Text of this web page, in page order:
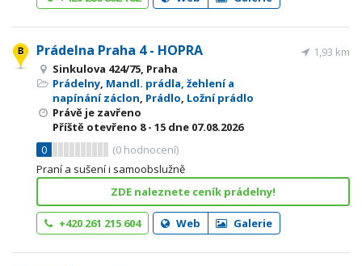
Prádelna Praha 4 - HOPRA
Sinkulova 424/75, Praha
Prádelny, Mandl. prádla, žehlení a
napínání záclon, Prádlo, Ložní prádlo
Právě je zavřeno
Příště otevřeno 8 - 15 dne 07.08.2026
0
(0 hodnocení)
1,93 km
Praní a sušení i samoobslužně
ZDE naleznete ceník prádelny!
+420 261 215 604 Web Galerie